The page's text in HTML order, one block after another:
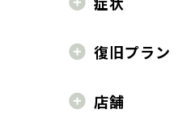
復旧プラン
店舗